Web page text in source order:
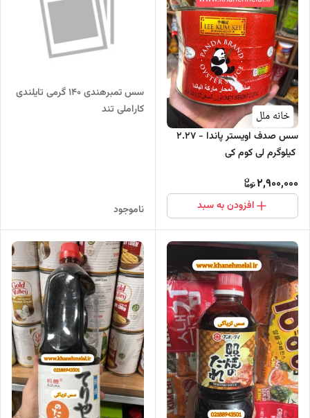
سس صدف اویستر پاندا - 2.27
کیلوگرم لی کوم کی
2,900,000
افزودن به سبد
سس تمبرهندی 140 گرمی تایلندی
کاراملی تند
ناموجود